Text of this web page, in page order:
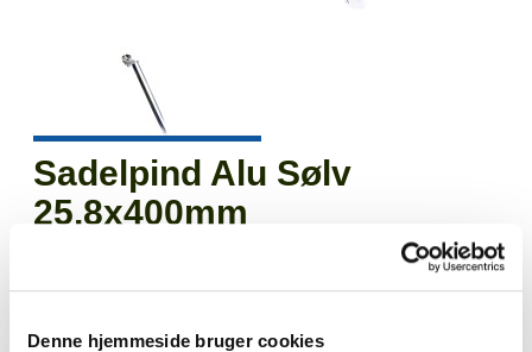
Denne hjemmeside bruger cookies
Sadelpind Alu Sølv
25,8x400mm
748-258
5707865124043